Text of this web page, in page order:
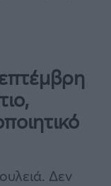
Δεν